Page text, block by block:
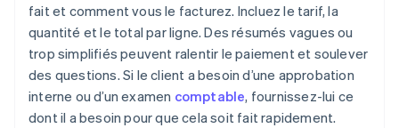
fait et comment vous le facturez. Incluez le tarif, la
quantité et le total par ligne. Des résumés vagues ou
trop simplifiés peuvent ralentir le paiement et soulever
des questions. Si le client a besoin d’une approbation
interne ou d’un examen comptable, fournissez-lui ce
dont il a besoin pour que cela soit fait rapidement.